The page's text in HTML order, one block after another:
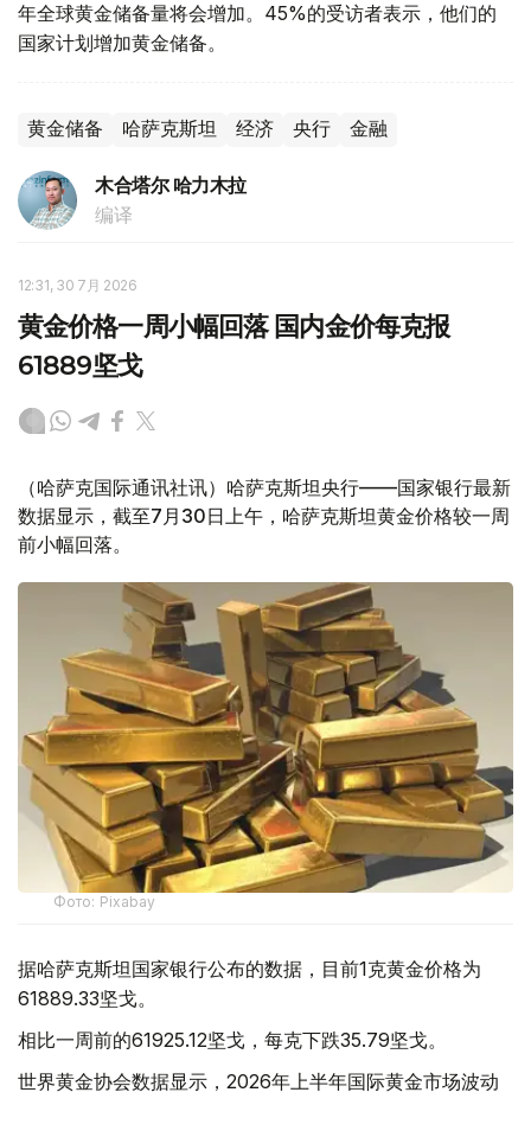
年全球黄金储备量将会增加。45%的受访者表示，他们的
国家计划增加黄金储备。
黄金储备 哈萨克斯坦 经济 央行 金融
木合塔尔 哈力木拉
编译
12:31, 30 7月 2026
黄金价格一周小幅回落 国内金价每克报
61889坚戈
（哈萨克国际通讯社讯）哈萨克斯坦央行——国家银行最新
数据显示，截至7月30日上午，哈萨克斯坦黄金价格较一周
前小幅回落。
Фото: Pixabay
据哈萨克斯坦国家银行公布的数据，目前1克黄金价格为
61889.33坚戈。
相比一周前的61925.12坚戈，每克下跌35.79坚戈。
世界黄金协会数据显示，2026年上半年国际黄金市场波动